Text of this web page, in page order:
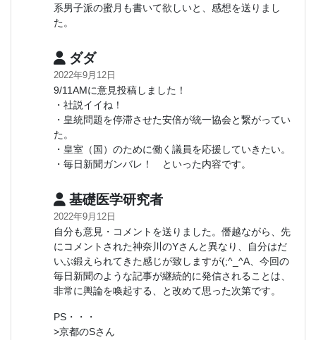
系男子派の蜜月も書いて欲しいと、感想を送りまし
た。
ダダ
2022年9月12日
9/11AMに意見投稿しました！
・社説イイね！
・皇統問題を停滞させた安倍が統一協会と繋がってい
た。
・皇室（国）のために働く議員を応援していきたい。
・毎日新聞ガンバレ！ といった内容です。
基礎医学研究者
2022年9月12日
自分も意見・コメントを送りました。僭越ながら、先
にコメントされた神奈川のYさんと異なり、自分はだ
いぶ鍛えられてきた感じが致しますが(;^_^A、今回の
毎日新聞のような記事が継続的に発信されることは、
非常に輿論を喚起する、と改めて思った次第です。
PS・・・
>京都のSさん